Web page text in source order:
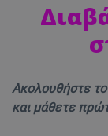
Ακολουθήστε το
και μάθετε